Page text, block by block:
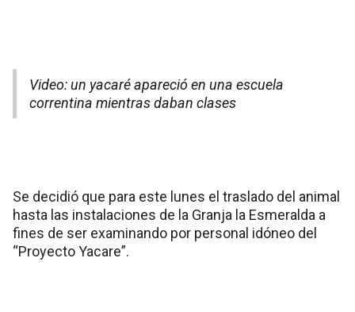
Video: un yacaré apareció en una escuela
correntina mientras daban clases
Se decidió que para este lunes el traslado del animal
hasta las instalaciones de la Granja la Esmeralda a
fines de ser examinando por personal idóneo del
“Proyecto Yacare”.